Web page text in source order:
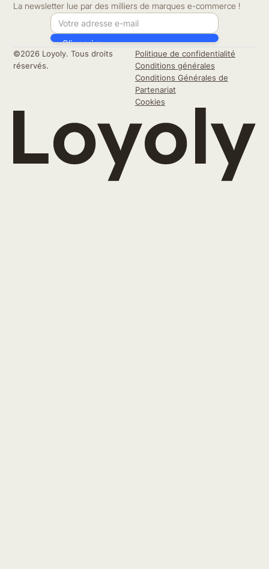
La newsletter lue par des milliers de marques e-commerce !
©2026 Loyoly. Tous droits
réservés.
Politique de confidentialité
Conditions générales
Conditions Générales de
Partenariat
Cookies